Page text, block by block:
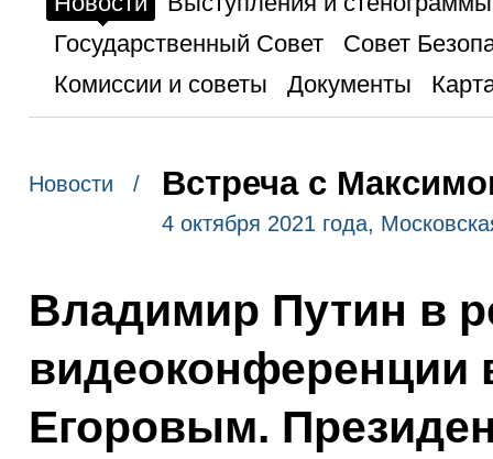
Государственный Совет
Совет
Комиссии и советы
Документы
Новости / Встреча с
4 октября 2021 года,
Владимир Путин в
видеоконференции
Егоровым.